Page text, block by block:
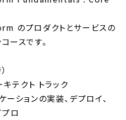
のプロダクトとサービスの
ースです。
テクト トラック
ーションの実装、デプロイ、
ロ